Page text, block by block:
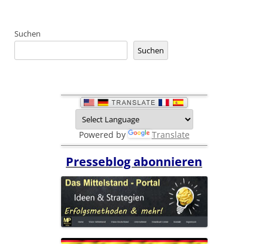
Suchen
Suchen
Powered by Translate
Presseblog abonnieren